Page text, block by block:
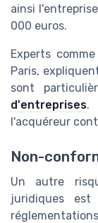
ainsi
000 euros.
Experts
Paris,
sont
d'entreprises.
l'acquéreur
Non-
Un autre
juridiques